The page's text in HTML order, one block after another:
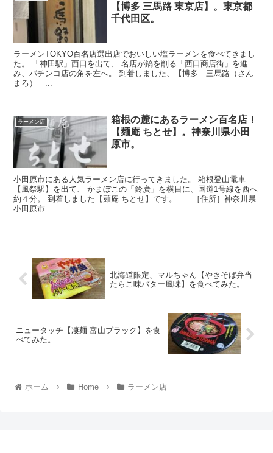
【博多 三馬路 東京店】。東京都
千代田区。
ラーメンTOKYO百名店選出店でおいしい塩ラーメンを食べてきまし
た。 「神田駅」西口を出て、 名店が鎬を削る「西口商店街」を進
み、パチンコ店の角を左へ。 到着しました、【博多 三馬路（さん
まろ） ...
ラーメン店
箱根の麓にあるラーメン百名店！
【麺庵 ちとせ】。神奈川県小田
原市。
小田原市にある人気ラーメン店に行ってきました。 箱根登山電車
【風祭駅】を出て、 かまぼこの「鈴廣」を横目に、国道1号線を西へ
約４分。 到着しました【麺庵 ちとせ】です。 ［住所］神奈川県
小田原市...
北海道限定、マルちゃん【やきそば弁当
たらこ味バター風味】を食べてみた。
ニュータッチ【凄麺 富山ブラック】を食
べてみた。
ホーム Home ラーメン店